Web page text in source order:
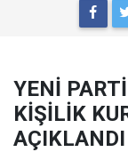
YENİ
KİŞİLİK
AÇIKLANDI